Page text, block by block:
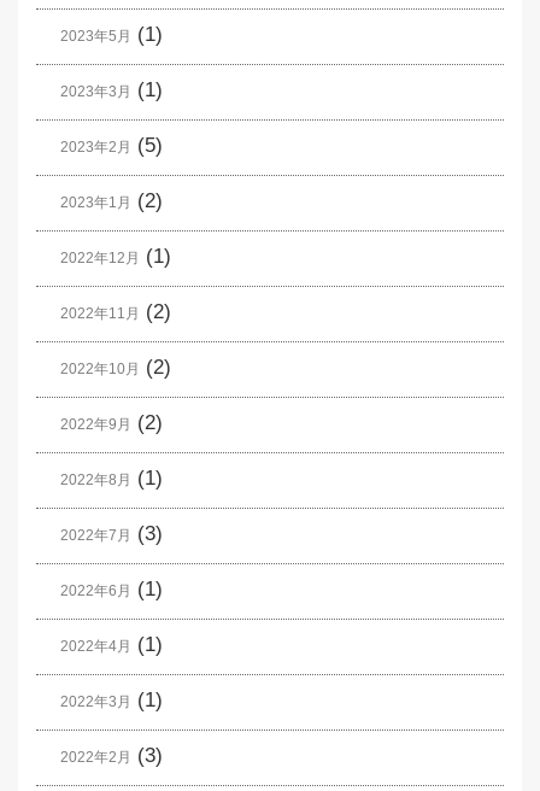
2023年5月 (1)
2023年3月 (1)
2023年2月 (5)
2023年1月 (2)
2022年12月 (1)
2022年11月 (2)
2022年10月 (2)
2022年9月 (2)
2022年8月 (1)
2022年7月 (3)
2022年6月 (1)
2022年4月 (1)
2022年3月 (1)
2022年2月 (3)